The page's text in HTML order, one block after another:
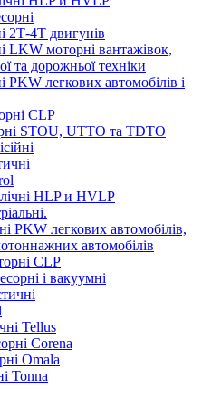
2Т-4Т двигунів
LKW моторні вантажівок,
та дорожньої техніки
легкових автомобілів і
CLP
STOU, UTTO та TDTO
HLP и HVLP
PKW легкових автомобілів,
автомобілів
CLP
і вакуумні
Tellus
Corena
Omala
Tonna